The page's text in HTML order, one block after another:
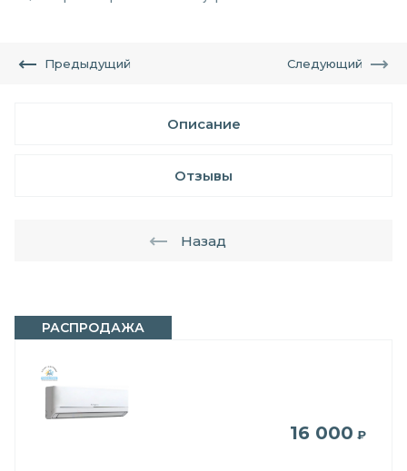
РАСПРОДАЖА
16 000 ₽
Предыдущий Следующий
Описание
Отзывы
Назад